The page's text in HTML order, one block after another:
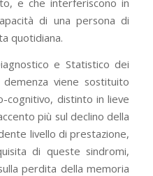
e che interferiscono in
di una persona di
quotidiana.
e Statistico dei
viene sostituito
cognitivo, distinto in lieve
più sul declino della
livello di prestazione,
di queste sindromi,
perdita della memoria